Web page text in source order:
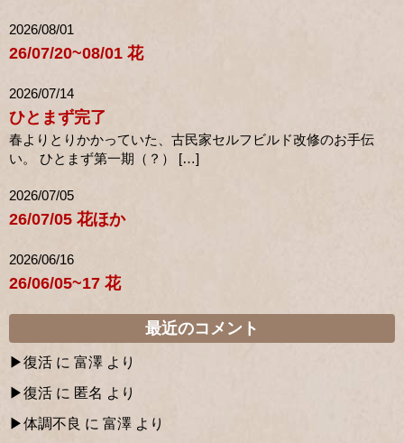
2026/08/01
26/07/20~08/01 花
2026/07/14
ひとまず完了
春よりとりかかっていた、古民家セルフビルド改修のお手伝
い。 ひとまず第一期（？） […]
2026/07/05
26/07/05 花ほか
2026/06/16
26/06/05~17 花
最近のコメント
復活 に 富澤 より
復活 に 匿名 より
体調不良 に 富澤 より